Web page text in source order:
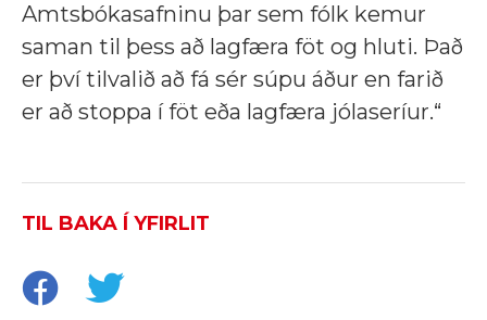
Amtsbókasafninu þar sem fólk kemur
saman til þess að lagfæra föt og hluti. Það
er því tilvalið að fá sér súpu áður en farið
er að stoppa í föt eða lagfæra jólaseríur.“
TIL BAKA Í YFIRLIT